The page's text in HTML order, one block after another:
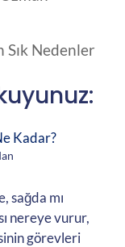
Nedenler
Kadar?
sağda mı
nereye vurur,
görevleri